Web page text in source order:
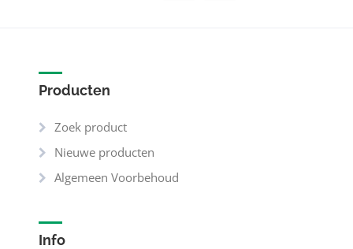
Producten
Zoek product
Nieuwe producten
Algemeen Voorbehoud
Info